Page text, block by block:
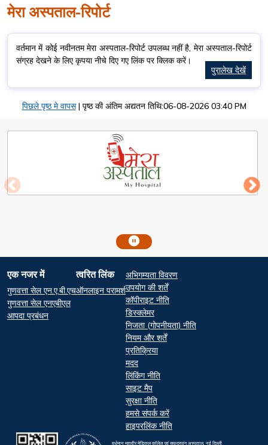
मेरा अस्पताल-रिपोर्ट
वर्तमान में कोई नवीनतम मेरा अस्पताल-रिपोर्ट उपलब्ध नहीं है, मेरा अस्पताल-रिपोर्ट
संग्रह देखने के लिए कृपया नीचे दिए गए लिंक पर क्लिक करें।
पुरालेख देखें
पिछले पृष्ठ मे वापस | पृष्ठ की अंतिम अद्यतन तिथि:06-08-2026 03:40 PM
एक नजर में
At a glance
गुणवत्ता सेल एन.ए.बी.एच
गुणवत्ता सेल एनएबीएल
आपदा प्रबंधन
त्वरित लिंक
Quick Links
ऑनलाइन परामर्श
Footer
अभिगम्यता विवरण
उपयोग की शर्तें
कॉपीराइट नीति
डिस्क्लेमर
निजता (गोपनीयता) नीति
नियम और शर्तें
प्रतिक्रिया
मदद
लिंकिंग नीति
साइट मैप
सुरक्षा नीति
हमसे संपर्क करें
हाइपरलिंक नीति
वर्धमान महावीर मेडिकल कॉलेज एवं सफदरजंग अस्पताल, नई दिल्ली